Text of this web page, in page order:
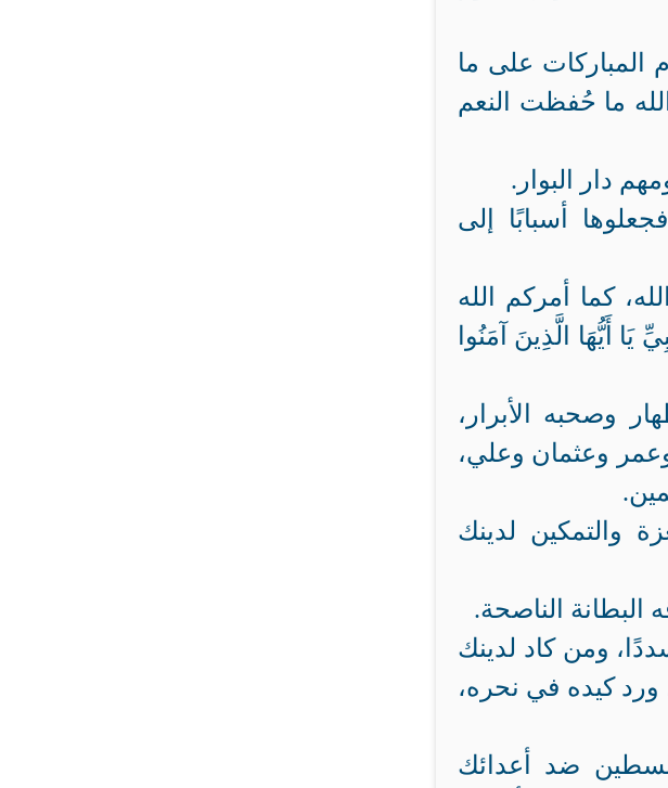
المباركات على ما
ما حُفظت النعم
دار البوار.
أسبابًا إلى
كما أمركم الله
أَيُّهَا الَّذِينَ آمَنُوا
وصحبه الأبرار،
وعثمان وعلي،
والتمكين لدينك
الناصحة.
ومن كاد لدينك
ورد كيده في نحره،
ضد أعدائك